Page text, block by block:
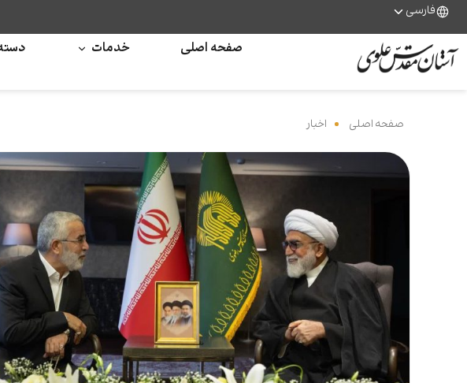
فارسی
صفحه اصلی خدمات
صفحه اصلی اخبار